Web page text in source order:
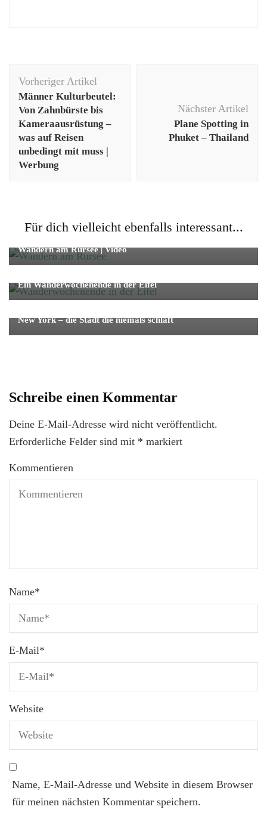
Vorheriger Artikel
Männer Kulturbeutel:
Von Zahnbürste bis
Kameraausrüstung –
was auf Reisen
unbedingt mit muss |
Werbung
Nächster Artikel
Plane Spotting in
Phuket – Thailand
Für dich vielleicht ebenfalls interessant...
Reise Strand/Natur
Wandern am Rursee | Video
Ein Wanderwochenende in der Eifel
New York – die Stadt die niemals schläft
Schreibe einen Kommentar
Deine E-Mail-Adresse wird nicht veröffentlicht.
Erforderliche Felder sind mit * markiert
Kommentieren
Name*
E-Mail*
Website
Name, E-Mail-Adresse und Website in diesem Browser
für meinen nächsten Kommentar speichern.